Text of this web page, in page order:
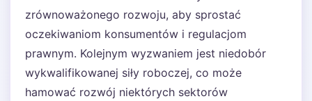
zrównoważonego rozwoju, aby sprostać
oczekiwaniom konsumentów i regulacjom
prawnym. Kolejnym wyzwaniem jest niedobór
wykwalifikowanej siły roboczej, co może
hamować rozwój niektórych sektorów